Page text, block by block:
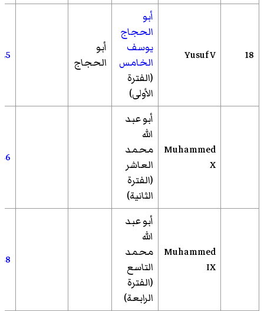
18
Yusuf V
أبو
الحجاج
يوسف
الخامس
(الفترة
الأولى)
أبو
الحجاج
Muhammed
X
أبو عبد
الله
محمد
العاشر
(الفترة
الثانية)
Muhammed
IX
أبو عبد
الله
محمد
التاسع
(الفترة
الرابعة)